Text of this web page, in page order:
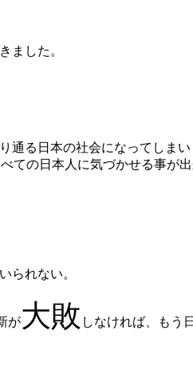
ました。
る日本の社会になってしま
ての日本人に気づかせる事が出
られない。
が大敗 しなければ、もう